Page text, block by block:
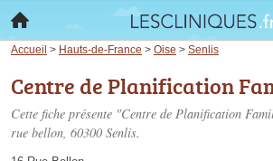
Accueil > Hauts-de-France > Oise > Senlis
Centre de Planification
Cette fiche présente "Centre de Planification
rue bellon, 60300 Senlis.